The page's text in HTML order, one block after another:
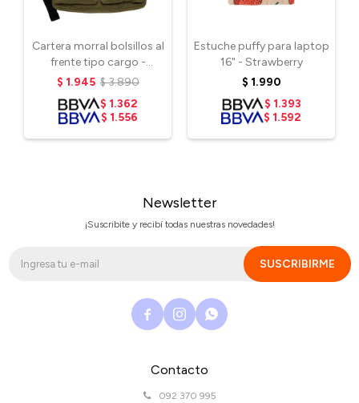
Cartera morral bolsillos al
frente tipo cargo -
Seaweed
$ 1.945 $3.890
$ 1.362
$ 1.556
Estuche puffy para laptop
16" - Strawberry
$ 1.990
$ 1.393
$ 1.592
Contacto
092 370 995
Newsletter
¡Suscribite y recibí todas nuestras novedades!
SUSCRIBIRME
  